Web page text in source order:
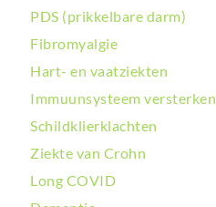
PDS (prikkelbare darm)
Fibromyalgie
Hart- en vaatziekten
Immuunsysteem versterken
Schildklierklachten
Ziekte van Crohn
Long COVID